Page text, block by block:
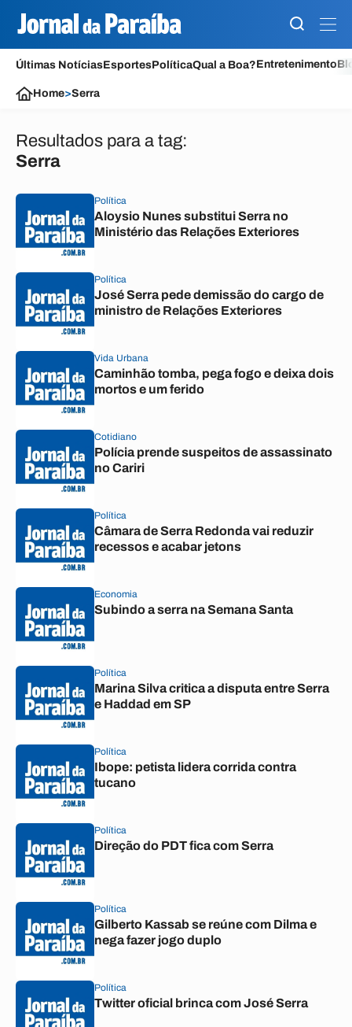
Últimas NotíciasEsportesPolíticaQual a Boa?Entretenimento
Home>Serra
Resultados para a tag:
Serra
Política
Aloysio Nunes substitui Serra no
Ministério das Relações Exteriores
Política
José Serra pede demissão do cargo de
ministro de Relações Exteriores
Vida Urbana
Caminhão tomba, pega fogo e deixa dois
mortos e um ferido
Cotidiano
Polícia prende suspeitos de assassinato
no Cariri
Política
Câmara de Serra Redonda vai reduzir
recessos e acabar jetons
Economia
Subindo a serra na Semana Santa
Política
Marina Silva critica a disputa entre Serra
e Haddad em SP
Política
Ibope: petista lidera corrida contra
tucano
Política
Direção do PDT fica com Serra
Política
Gilberto Kassab se reúne com Dilma e
nega fazer jogo duplo
Política
Twitter oficial brinca com José Serra